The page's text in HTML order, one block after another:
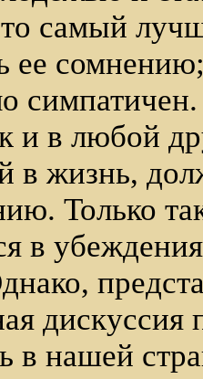
самый
ее
и в любой
в жизнь,
Только
в
в нашей